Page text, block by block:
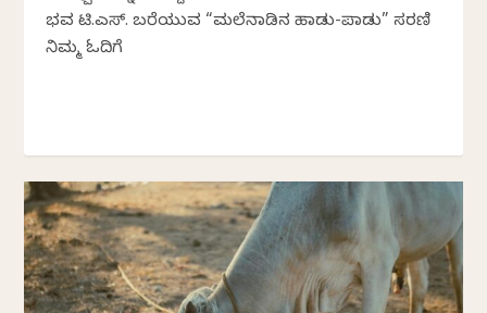
ಭವ್ಯ ಟಿ.ಎಸ್. ಬರೆಯುವ “ಮಲೆನಾಡಿನ ಹಾಡು-ಪಾಡು” ಸರಣಿ
ನಿಮ್ಮ ಓದಿಗೆ